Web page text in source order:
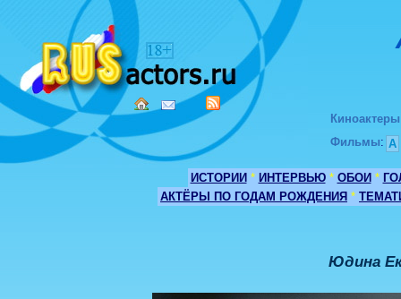
Киноактеры
Фильмы: А
ИСТОРИИ * ИНТЕРВЬЮ * ОБОИ *
АКТЁРЫ ПО ГОДАМ РОЖДЕНИЯ *
Юдина